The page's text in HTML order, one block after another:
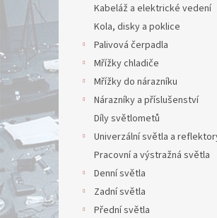
Kabeláž a elektrické vedení
Kola, disky a poklice
Palivová čerpadla
Mřížky chladiče
Mřížky do nárazníku
Nárazníky a příslušenství
Díly světlometů
Univerzální světla a
Pracovní a výstražná světla
Denní světla
Zadní světla
Přední světla